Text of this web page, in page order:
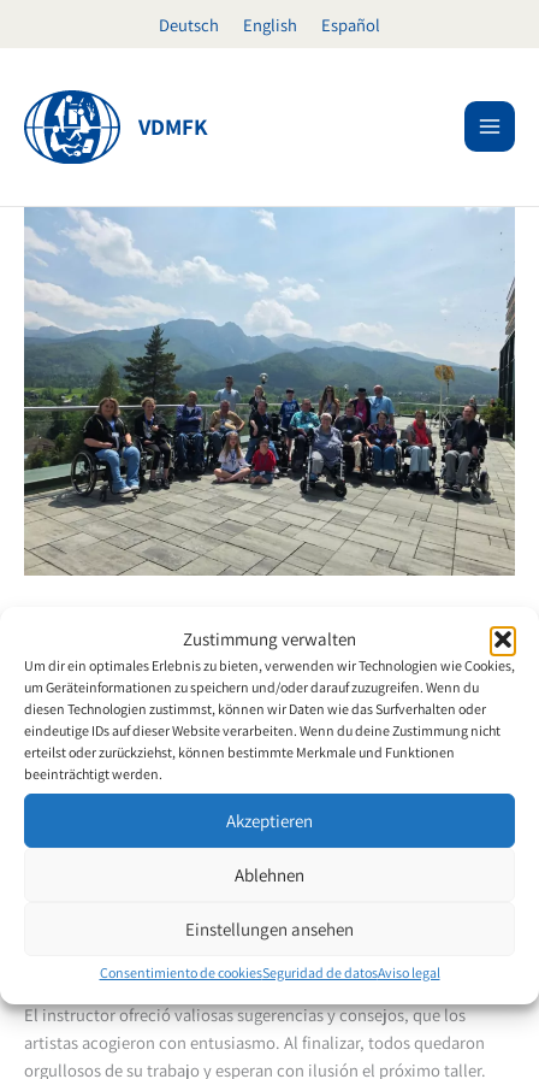
Zustimmung verwalten
Um dir ein optimales Erlebnis zu bieten, verwenden wir Technologien wie Cookies,
um Geräteinformationen zu speichern und/oder darauf zuzugreifen. Wenn du
diesen Technologien zustimmst, können wir Daten wie das Surfverhalten oder
eindeutige IDs auf dieser Website verarbeiten. Wenn du deine Zustimmung nicht
erteilst oder zurückziehst, können bestimmte Merkmale und Funktionen
beeinträchtigt werden.
Akzeptieren
Ablehnen
Einstellungen ansehen
Consentimiento de cookiesSeguridad de datosAviso legal
Deutsch English Español
VDMFK
Taller en Zakopane, Polonia – junio de
2025
31 de julio de 2025
Es tradición de la editorial en Polonia organizar un taller una vez al
año en distintas partes del país. Este año el tradicional taller tuvo
lugar en Zakopane del 8 al 12 de junio de 2025.
Dirigido por el artista Mariusz Drohomirecki, el tema del taller fue
inspiraron en el bello entorno y trabajaron con gran compromiso y
El instructor ofreció valiosas sugerencias y consejos, que los
artistas acogieron con entusiasmo. Al finalizar, todos quedaron
orgullosos de su trabajo y esperan con ilusión el próximo taller.